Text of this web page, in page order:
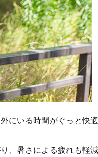
にいる時間がぐっと快
、暑さによる疲れも軽